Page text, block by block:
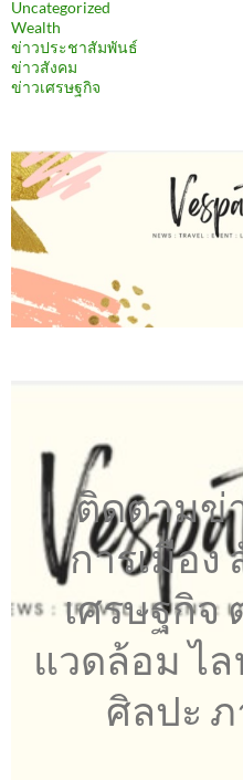
Uncategorized
Wealth
ข่าวประชาสัมพันธ์
ข่าวสังคม
ข่าวเศรษฐกิจ
ติดตามข่
การเมือง
เศรษฐกิจ
แวดล้อม ไ
ศิลปะ